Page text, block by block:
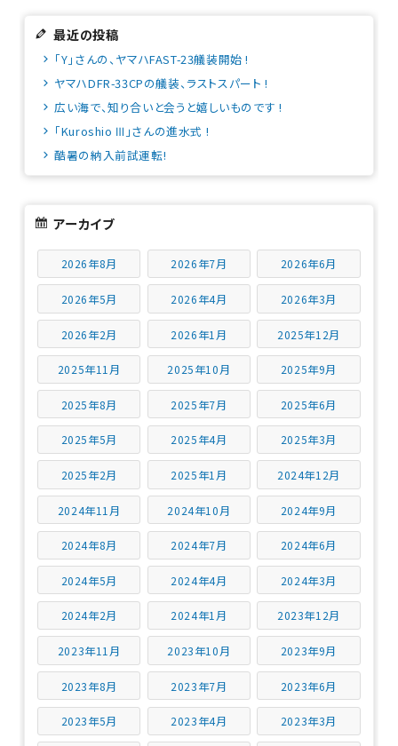
最近の投稿
「Y」さんの、ヤマハFAST-23艤装開始 !
ヤマハDFR-33CPの艤装、ラストスパート !
広い海で、知り合いと会うと嬉しいものです !
「Kuroshio Ⅲ」さんの進水式 !
酷暑の納入前試運転!
アーカイブ
2026年8月 2026年7月 2026年6月
2026年5月 2026年4月 2026年3月
2026年2月 2026年1月 2025年12月
2025年11月 2025年10月 2025年9月
2025年8月 2025年7月 2025年6月
2025年5月 2025年4月 2025年3月
2025年2月 2025年1月 2024年12月
2024年11月 2024年10月 2024年9月
2024年8月 2024年7月 2024年6月
2024年5月 2024年4月 2024年3月
2024年2月 2024年1月 2023年12月
2023年11月 2023年10月 2023年9月
2023年8月 2023年7月 2023年6月
2023年5月 2023年4月 2023年3月